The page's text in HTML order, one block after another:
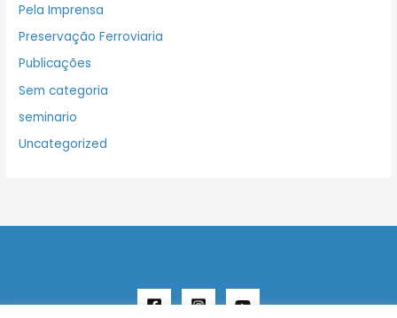
Pela Imprensa
Preservação Ferroviaria
Publicações
Sem categoria
seminario
Uncategorized